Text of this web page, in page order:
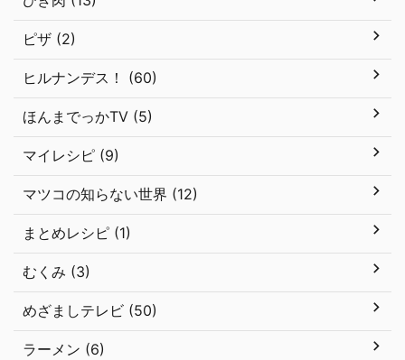
ピザ (2)
ヒルナンデス！ (60)
ほんまでっかTV (5)
マイレシピ (9)
マツコの知らない世界 (12)
まとめレシピ (1)
むくみ (3)
めざましテレビ (50)
ラーメン (6)